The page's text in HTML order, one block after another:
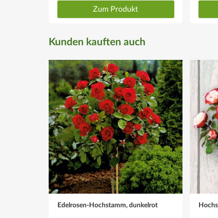
Zum Produkt
Kunden kauften auch
Edelrosen-Hochstamm, dunkelrot